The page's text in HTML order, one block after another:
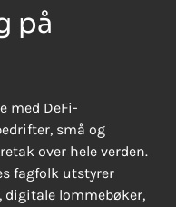
på
med DeFi-
små og
over hele verden.
fagfolk utstyrer
lommebøker,